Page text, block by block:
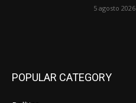
5 agosto 2026
POPULAR CATEGORY